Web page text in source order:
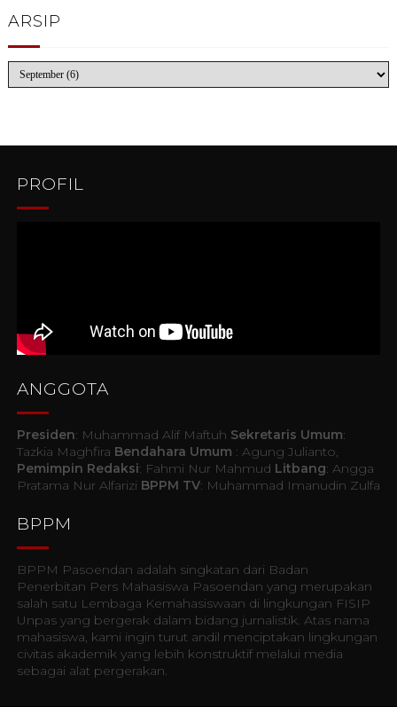
ARSIP
PROFIL
ANGGOTA
Presiden: Muhammad Alif Maftuh Sekretaris Umum:
Tazkia Maghfira Bendahara Umum : Agung Julianto,
Pemimpin Redaksi: Fahmi Nur Mahmud Litbang: Angga
Pratama Nur Alfarizi BPPM TV: Muhammad Imanudin Zulfa
BPPM
BPPM Pasoendan adalah singkatan dari Badan
Penerbitan Pers Mahasiswa Pasoendan yang merupakan
salah satu Lembaga Kemahasiswaan di lingkungan FISIP
Unpas yang bergerak dalam bidang jurnalistik. Atas nama
mahasiswa, kami ingin turut andil menciptakan lingkungan
civitas akademik yang lebih konstruktif melalui media
sebagai alat pergerakan.